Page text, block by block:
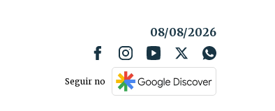
08/08/2026
Seguir no